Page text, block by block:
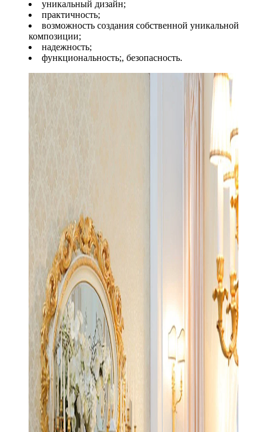
уникальный дизайн;
практичность;
возможность создания собственной уникальной
композиции;
надежность;
функциональность;, безопасность.